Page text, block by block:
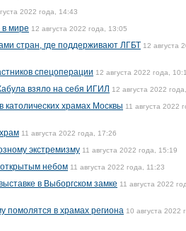
2022 года, 14:43
в мире 12 августа 2022 года, 13:05
стран, где поддерживают ЛГБТ 12 августа
спецоперации 12 августа 2022 года,
взяло на себя ИГИЛ 12 августа 2022
католических храмах Москвы 11 августа 2022
11 августа 2022 года, 17:26
экстремизму 11 августа 2022 года, 15:19
открытым небом 11 августа 2022 года, 11:23
в Выборгском замке 11 августа 2022
помолятся в храмах региона 10 августа 2022